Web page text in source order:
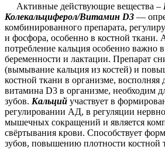
Активные действующие вещества –
Колекальциферол/Витамин D3 —
комбинированного препарата,
и фосфора, особенно в костной ткани.
потребление кальция особенно важно
беременности и лактации. Препарат
(вымывание кальция из костей) и
костной ткани в организме, восполняя
витамина D3 в организме, необходим
зубов. Кальций участвует в
регулировании АД, в регуляции
мышечных сокращений и является
свёртывания крови. Способствует
зубов, повышению плотности костной